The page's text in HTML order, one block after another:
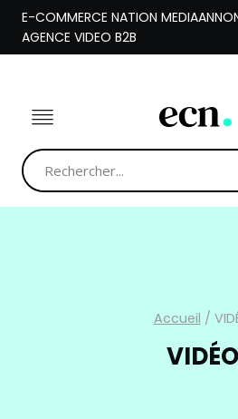
Aller
contenu
E-COMMERCE NATION MEDIA
AGENCE VIDEO B2B
Accueil /
VIDÉO